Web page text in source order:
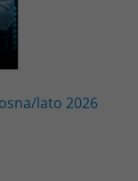
lato 2026